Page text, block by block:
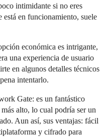
intimidante si no eres
en funcionamiento, suele
económica es intrigante,
una experiencia de usuario
en algunos detalles técnicos
intentarlo.
Gate: es un fantástico
alto, lo cual podría ser un
Aun así, sus ventajas: fácil
y cifrado para